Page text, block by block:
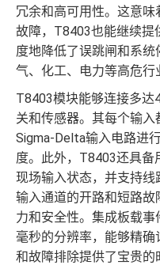
冗余和高可用性。这意
故障，T8403也能继续提
度地降低了误跳闸和系
气、化工、电力等高危行
T8403模块能够连接多达
关和传感器。其每个输
Sigma-Delta输入电路进
度。此外，T8403还具备
现场输入状态，并支持
输入通道的开路和短路
力和安全性。集成板载事
毫秒的分辨率，能够精
和故障排除提供了宝贵